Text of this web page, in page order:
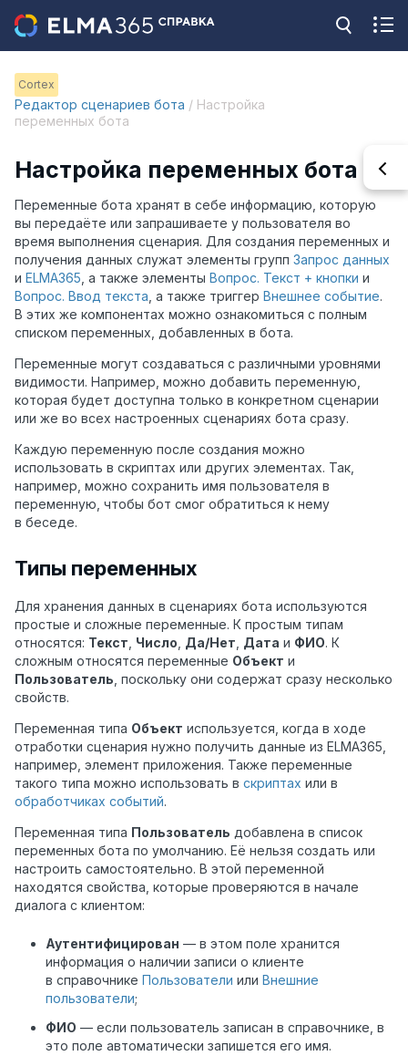
Cortex
Редактор сценариев бота / Настройка
переменных бота
Настройка переменных бота
Переменные бота хранят в себе информацию, которую
вы передаёте или запрашиваете у пользователя во
время выполнения сценария. Для создания переменных и
получения данных служат элементы групп Запрос данных
и ELMA365 , а также элементы Вопрос. Текст + кнопки и
Вопрос. Ввод текста а также триггер Внешнее событие.
В этих же компонентах можно ознакомиться с полным
списком переменных, добавленных в бота.
Переменные могут создаваться с различными уровнями
видимости. Например, можно добавить переменную,
которая будет доступна только в конкретном сценарии
или же во всех настроенных сценариях бота сразу.
Каждую переменную после создания можно
использовать в скриптах или других элементах. Так,
например, можно сохранить имя пользователя в
переменную, чтобы бот смог обратиться к нему
в беседе.
Типы переменных
Для хранения данных в сценариях бота используются
простые и сложные переменные. К простым типам
относятся: Текст Число Да/Нет Дата и ФИО. К
сложным относятся переменные Объект и
Пользователь , поскольку они содержат сразу несколько
свойств.
Переменная типа Объект используется, когда в ходе
отработки сценария нужно получить данные из ELMA365,
например, элемент приложения. Также переменные
такого типа можно использовать в скриптах или в
обработчиках событий.
Переменная типа Пользователь добавлена в список
переменных бота по умолчанию. Её нельзя создать или
настроить самостоятельно. В этой переменной
находятся свойства, которые проверяются в начале
диалога с клиентом:
Аутентифицирован — в этом поле хранится
информация о наличии записи о клиенте
в справочнике Пользователи или Внешние
пользователи;
ФИО — если пользователь записан в справочнике, в
это поле автоматически запишется его имя.